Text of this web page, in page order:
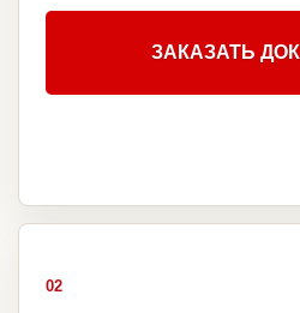
ЗАКАЗАТЬ
02